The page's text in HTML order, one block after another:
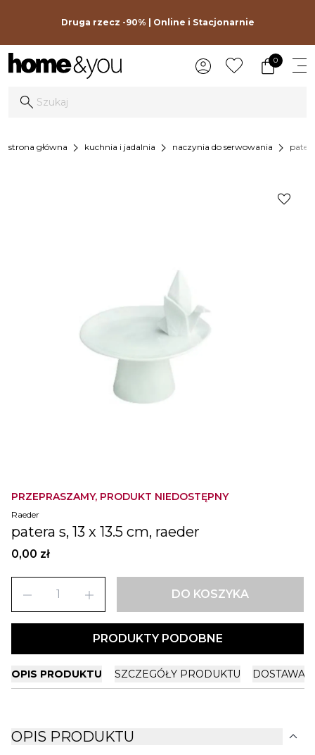
Druga rzecz -90% | Online i Stacjonarnie
0
strona główna chevron_right kuchnia i jadalnia chevron_right naczynia do serwowania chevron_right
PRZEPRASZAMY, PRODUKT NIEDOSTĘPNY
Raeder
patera s, 13 x 13.5 cm, raeder
0,00 zł
remove add DO KOSZYKA
PRODUKTY PODOBNE
favorite
OPIS PRODUKTU SZCZEGÓŁY PRODUKTU DOSTAWA
OPIS PRODUKTU expand_more